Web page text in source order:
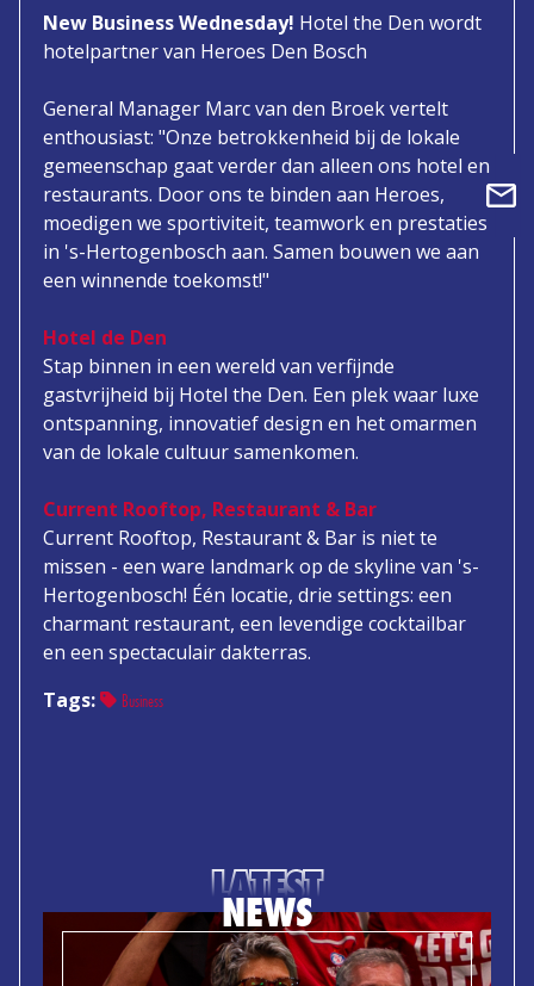
New Business Wednesday! Hotel the Den wordt
hotelpartner van Heroes Den Bosch
General Manager Marc van den Broek vertelt
enthousiast: "Onze betrokkenheid bij de lokale
gemeenschap gaat verder dan alleen ons hotel en
restaurants. Door ons te binden aan Heroes,
moedigen we sportiviteit, teamwork en prestaties
in 's-Hertogenbosch aan. Samen bouwen we aan
een winnende toekomst!"
Hotel de Den
Stap binnen in een wereld van verfijnde
gastvrijheid bij Hotel the Den. Een plek waar luxe
ontspanning, innovatief design en het omarmen
van de lokale cultuur samenkomen.
Current Rooftop, Restaurant & Bar
Current Rooftop, Restaurant & Bar is niet te
missen - een ware landmark op de skyline van 's-
Hertogenbosch! Één locatie, drie settings: een
charmant restaurant, een levendige cocktailbar
en een spectaculair dakterras.
Tags:
Business
LATEST
NEWS